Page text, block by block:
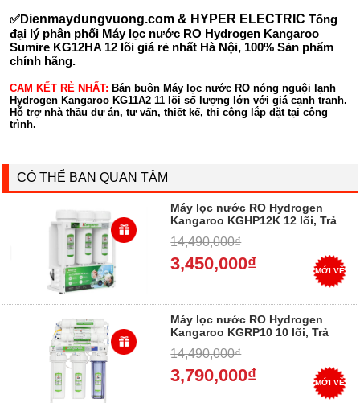
✅Dienmaydungvuong.com & HYPER ELECTRIC Tổng
đại lý phân phối Máy lọc nước RO Hydrogen Kangaroo
Sumire KG12HA 12 lõi giá rẻ nhất Hà Nội, 100% Sản phẩm
chính hãng.
CAM KẾT RẺ NHẤT: Bán buôn Máy lọc nước RO nóng nguội lạnh
Hydrogen Kangaroo KG11A2 11 lõi số lượng lớn với giá cạnh tranh.
Hỗ trợ nhà thầu dự án, tư vấn, thiết kế, thi công lắp đặt tại công
trình.
CÓ THỂ BẠN QUAN TÂM
Máy lọc nước RO Hydrogen
Kangaroo KGHP12K 12 lõi, Trả
14,490,000₫
3,450,000₫ MỚI VỀ
Máy lọc nước RO Hydrogen
Kangaroo KGRP10 10 lõi, Trả
14,490,000₫
3,790,000₫ MỚI VỀ